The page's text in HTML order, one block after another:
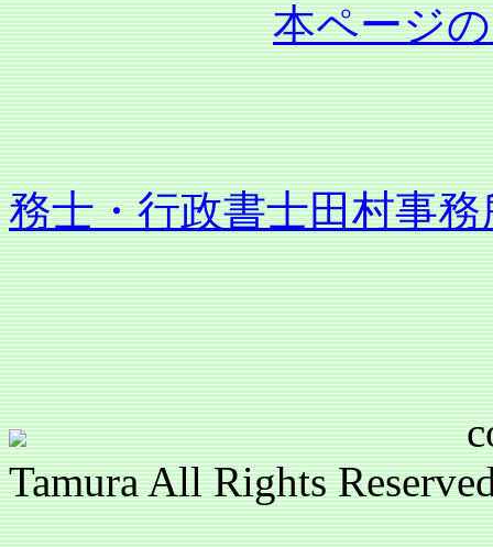
本ページ
務士・行政書士田村事
Tamura All Rights